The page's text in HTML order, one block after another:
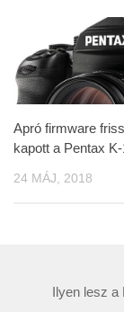
Apró firmware
kapott a Pentax K-
24 MÁJ, 2018
Ilyen lesz a